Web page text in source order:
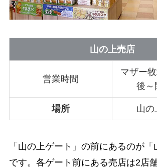
山の上売店
営業時間
マザー
後～
場所 山の
「山の上ゲート」の前にあるのが「
です。各ゲート前にある売店は2店